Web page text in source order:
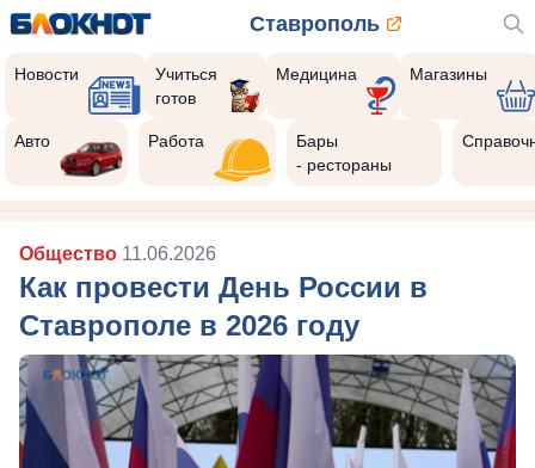
Ставрополь
Новости
Учиться
готов
Медицина Магазины
Авто Работа
Бары
- рестораны
Общество 11.06.2026
Как провести День России в
Ставрополе в 2026 году